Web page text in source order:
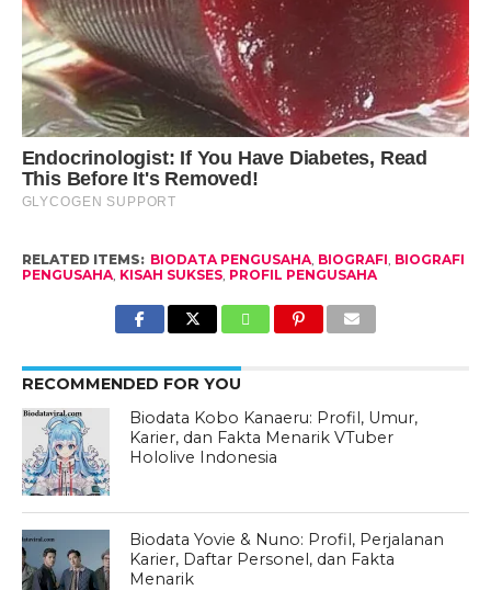
RELATED ITEMS: BIODATA PENGUSAHA, BIOGRAFI BIOGRAFI
PENGUSAHA, KISAH SUKSES, PROFIL PENGUSAHA
RECOMMENDED FOR YOU
Biodata Kobo Kanaeru: Profil, Umur,
Karier, dan Fakta Menarik VTuber
Hololive Indonesia
Biodata Yovie & Nuno: Profil, Perjalanan
Karier, Daftar Personel, dan Fakta
Menarik